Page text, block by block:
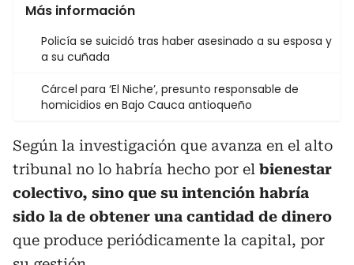
Más información
Policía se suicidó tras haber asesinado a su esposa y
a su cuñada
Cárcel para ‘El Niche’, presunto responsable de
homicidios en Bajo Cauca antioqueño
Según la investigación que avanza en el alto
tribunal no lo habría hecho por el bienestar
colectivo, sino que su intención habría
sido la de obtener una cantidad de dinero
que produce periódicamente la capital, por